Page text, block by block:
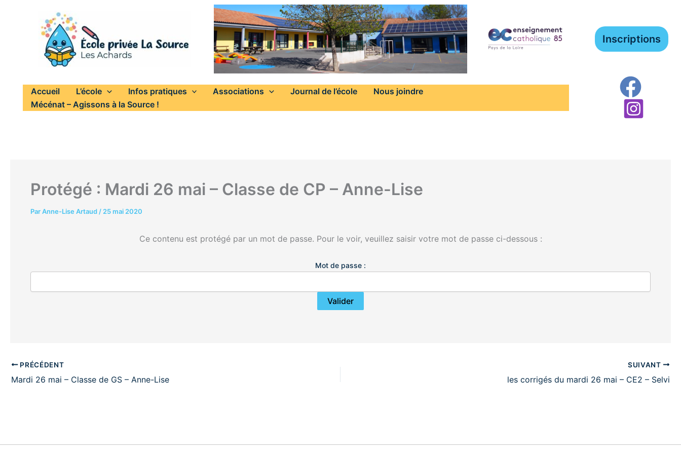
Inscriptions
Accueil L’école Infos pratiques Associations Journal de l’école
Nous joindre
Mécénat – Agissons à la Source !
Protégé : Mardi 26 mai – Classe de CP – Anne-Lise
ParAnne-Lise Artaud / 25 mai 2020
Ce contenu est protégé par un mot de passe. Pour le voir, veuillez saisir votre mot de passe ci-dessous :
Mot de passe :
PRÉCÉDENT
Mardi 26 mai – Classe de GS – Anne-Lise
SUIVANT
les corrigés du mardi 26 mai – CE2 – Selvi